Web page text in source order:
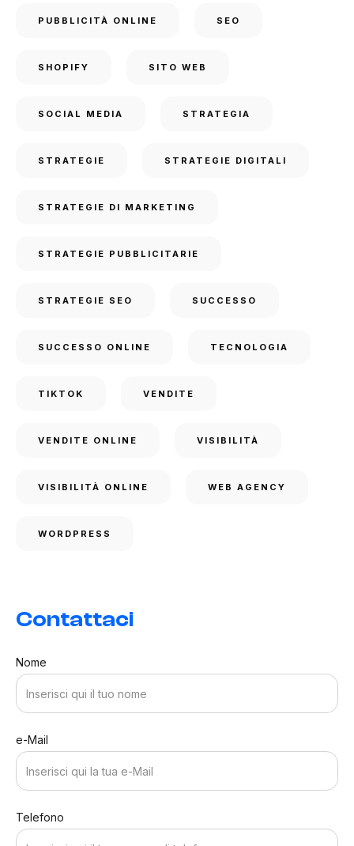
PUBBLICITÀ ONLINE SEO
SHOPIFY SITO WEB
SOCIAL MEDIA STRATEGIA
STRATEGIE STRATEGIE DIGITALI
STRATEGIE DI MARKETING
STRATEGIE PUBBLICITARIE
STRATEGIE SEO SUCCESSO
SUCCESSO ONLINE TECNOLOGIA
TIKTOK VENDITE
VENDITE ONLINE VISIBILITÀ
VISIBILITÀ ONLINE WEB AGENCY
WORDPRESS
Contattaci
Nome
e-Mail
Telefono